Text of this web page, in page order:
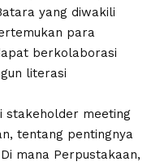
yang diwakili
para
berkolaborasi
literasi
stakeholder meeting
tentang pentingnya
mana Perpustakaan,